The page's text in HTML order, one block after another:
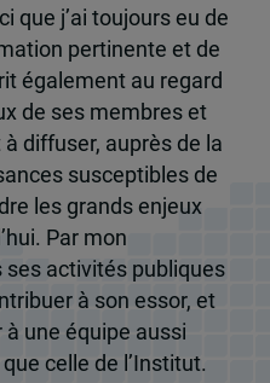
que j’ai toujours eu de
pertinente et de
également au regard
de ses membres et
diffuser, auprès de la
susceptibles de
les grands enjeux
Par mon
activités publiques
à son essor, et
à une équipe aussi
celle de l’Institut.